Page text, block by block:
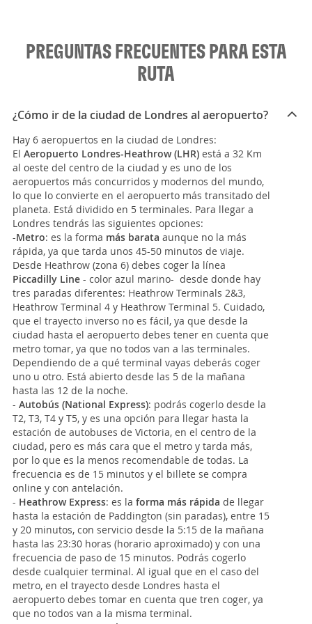
PREGUNTAS FRECUENTES PARA ESTA
RUTA
¿Cómo ir de la ciudad de Londres al aeropuerto?
Hay 6 aeropuertos en la ciudad de Londres:
El Aeropuerto Londres-Heathrow (LHR) está a 32 Km
al oeste del centro de la ciudad y es uno de los
aeropuertos más concurridos y modernos del mundo,
lo que lo convierte en el aeropuerto más transitado del
planeta. Está dividido en 5 terminales. Para llegar a
Londres tendrás las siguientes opciones:
-Metro: es la forma más barata aunque no la más
rápida, ya que tarda unos 45-50 minutos de viaje.
Desde Heathrow (zona 6) debes coger la línea
Piccadilly Line - color azul marino- desde donde hay
tres paradas diferentes: Heathrow Terminals 2&3,
Heathrow Terminal 4 y Heathrow Terminal 5. Cuidado,
que el trayecto inverso no es fácil, ya que desde la
ciudad hasta el aeropuerto debes tener en cuenta que
metro tomar, ya que no todos van a las terminales.
Dependiendo de a qué terminal vayas deberás coger
uno u otro. Está abierto desde las 5 de la mañana
hasta las 12 de la noche.
- Autobús (National Express): podrás cogerlo desde la
T2, T3, T4 y T5, y es una opción para llegar hasta la
estación de autobuses de Victoria, en el centro de la
ciudad, pero es más cara que el metro y tarda más,
por lo que es la menos recomendable de todas. La
frecuencia es de 15 minutos y el billete se compra
online y con antelación.
- Heathrow Express: es la forma más rápida de llegar
hasta la estación de Paddington (sin paradas), entre 15
y 20 minutos, con servicio desde la 5:15 de la mañana
hasta las 23:30 horas (horario aproximado) y con una
frecuencia de paso de 15 minutos. Podrás cogerlo
desde cualquier terminal. Al igual que en el caso del
metro, en el trayecto desde Londres hasta el
aeropuerto debes tomar en cuenta que tren coger, ya
que no todos van a la misma terminal.